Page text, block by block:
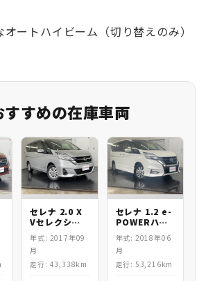
ートハイビーム（切り替えのみ）
すすめの在庫車両
セレナ 2.0 X
Vセレクショ
ンII
年式: 2017年09
月
走行: 43,338km
セレナ 1.2 e-
POWERハイ
ウェイスター
V
年式: 2018年06
月
走行: 53,216km